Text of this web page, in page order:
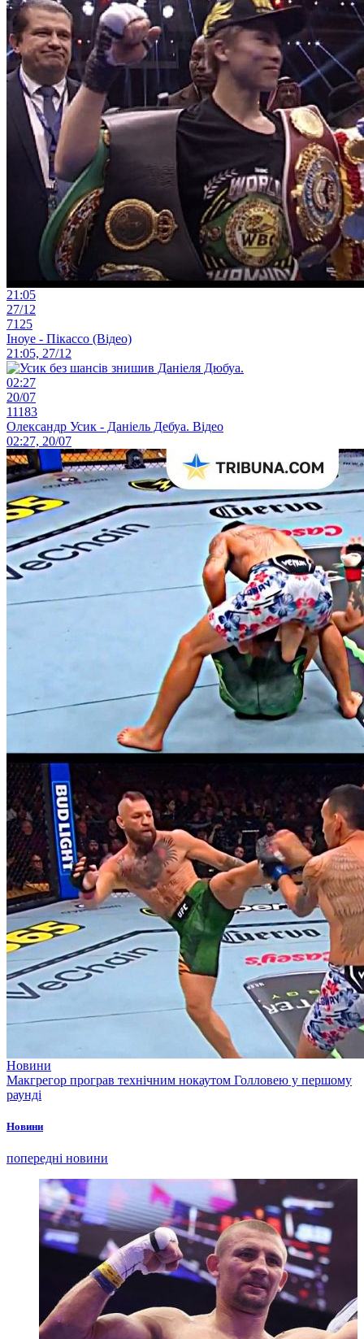
21:05
27/12
7125
Іноуе - Пікассо (Відео)
21:05, 27/12
02:27
20/07
11183
Олександр Усик - Даніель Дебуа. Відео
02:27, 20/07
Новини
Макгрегор програв технічним нокаутом Голловею у першому
раунді
Новини
попередні новини